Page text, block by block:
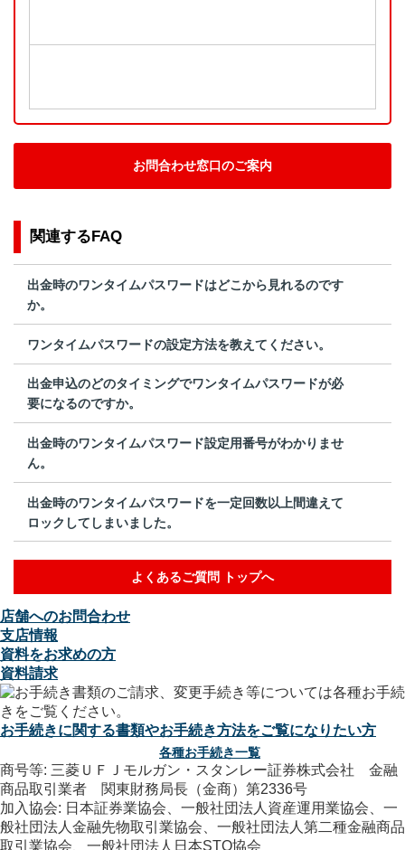
お問合わせ窓口のご案内
関連するFAQ
出金時のワンタイムパスワードはどこから見れるのです
か。
ワンタイムパスワードの設定方法を教えてください。
出金申込のどのタイミングでワンタイムパスワードが必
要になるのですか。
出金時のワンタイムパスワード設定用番号がわかりませ
ん。
出金時のワンタイムパスワードを一定回数以上間違えて
ロックしてしまいました。
よくあるご質問 トップへ
店舗へのお問合わせ
支店情報
資料をお求めの方
資料請求
お手続きに関する書類やお手続き方法をご覧になりたい方
各種お手続き一覧
商号等: 三菱ＵＦＪモルガン・スタンレー証券株式会社 金融
商品取引業者 関東財務局長（金商）第2336号
加入協会: 日本証券業協会、一般社団法人資産運用業協会、一
般社団法人金融先物取引業協会、一般社団法人第二種金融商品
取引業協会、一般社団法人日本STO協会